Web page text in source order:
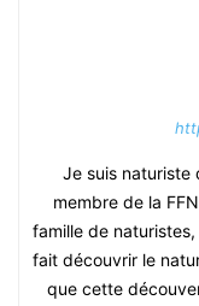
Je suis naturiste
membre de la
famille de
fait découvrir le
que cette